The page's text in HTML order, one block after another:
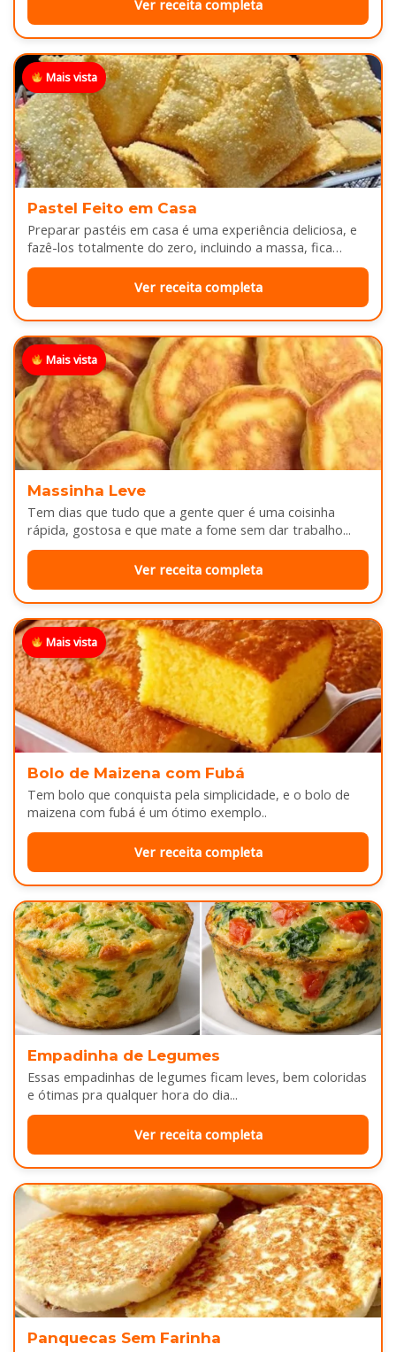
Ver receita completa
Mais vista
Pastel Feito em Casa
Preparar pastéis em casa é uma experiência deliciosa, e
fazê-los totalmente do zero, incluindo a massa, fica
melhor ainda...
Ver receita completa
Mais vista
Massinha Leve
Tem dias que tudo que a gente quer é uma coisinha
rápida, gostosa e que mate a fome sem dar trabalho...
Ver receita completa
Mais vista
Bolo de Maizena com Fubá
Tem bolo que conquista pela simplicidade, e o bolo de
maizena com fubá é um ótimo exemplo..
Ver receita completa
Empadinha de Legumes
Essas empadinhas de legumes ficam leves, bem coloridas
e ótimas pra qualquer hora do dia...
Ver receita completa
Panquecas Sem Farinha